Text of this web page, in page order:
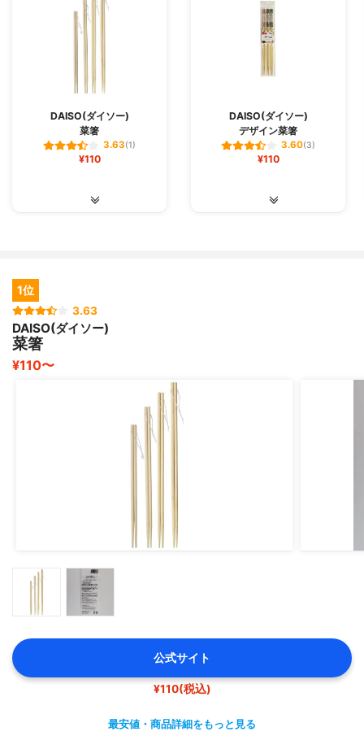
DAISO(ダイソー)
菜箸
3.63(1)
¥110
DAISO(ダイソー)
デザイン菜箸
3.60(3)
¥110
1位
3.63
DAISO(ダイソー)
菜箸
¥110〜
公式サイト
¥110(税込)
最安値・商品詳細をもっと見る